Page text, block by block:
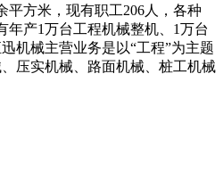
平方米，现有职工206人，各种
年产1万台工程机械整机、1万台
机械主营业务是以“工程”为主题
压实机械、路面机械、桩工机械